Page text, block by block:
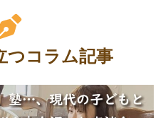
つコラム記事